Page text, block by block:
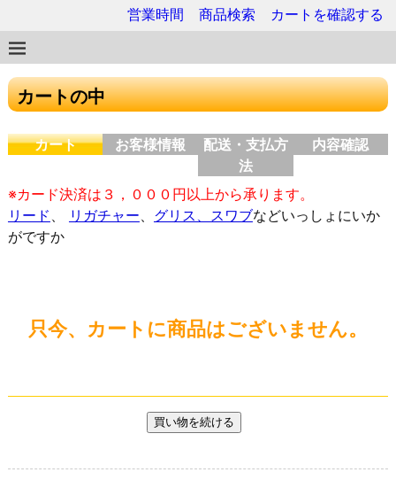
営業時間 商品検索 カートを確認する
カートの中
カート お客様情報
配送・支払方
法
内容確認
※カード決済は３，０００円以上から承ります。
リード 、 リガチャー、 グリス、スワブなどいっしょにいか
がですか
只今、カートに商品はございません。